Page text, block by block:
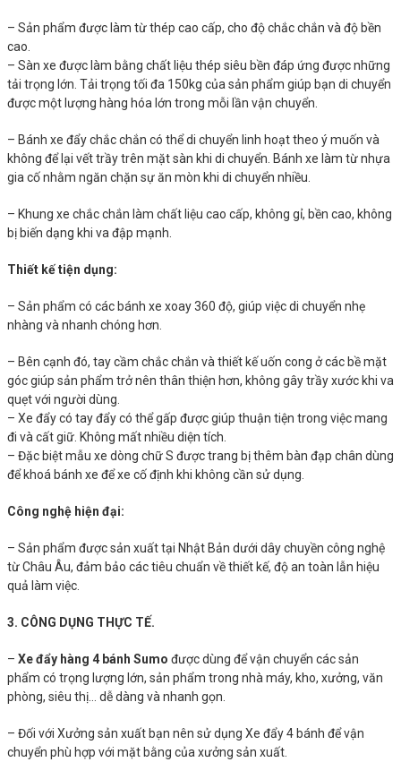
– Sản phẩm được làm từ thép cao cấp, cho độ chắc chắn và độ bền
cao.
– Sàn xe được làm bằng chất liệu thép siêu bền đáp ứng được những
tải trọng lớn. Tải trọng tối đa 150kg của sản phẩm giúp bạn di chuyển
được một lượng hàng hóa lớn trong mỗi lần vận chuyển.
– Bánh xe đẩy chắc chắn có thể di chuyển linh hoạt theo ý muốn và
không để lại vết trầy trên mặt sàn khi di chuyển. Bánh xe làm từ nhựa
gia cố nhằm ngăn chặn sự ăn mòn khi di chuyển nhiều.
– Khung xe chắc chắn làm chất liệu cao cấp, không gỉ, bền cao, không
bị biến dạng khi va đập mạnh.
Thiết kế tiện dụng:
– Sản phẩm có các bánh xe xoay 360 độ, giúp việc di chuyển nhẹ
nhàng và nhanh chóng hơn.
– Bên cạnh đó, tay cầm chắc chắn và thiết kế uốn cong ở các bề mặt
góc giúp sản phẩm trở nên thân thiện hơn, không gây trầy xước khi va
quẹt với người dùng.
– Xe đẩy có tay đẩy có thể gấp được giúp thuận tiện trong việc mang
đi và cất giữ. Không mất nhiều diện tích.
– Đặc biệt mẫu xe dòng chữ S được trang bị thêm bàn đạp chân dùng
để khoá bánh xe để xe cố định khi không cần sử dụng.
Công nghệ hiện đại:
– Sản phẩm được sản xuất tại Nhật Bản dưới dây chuyền công nghệ
từ Châu Âu, đảm bảo các tiêu chuẩn về thiết kế, độ an toàn lẫn hiệu
quả làm việc.
3. CÔNG DỤNG THỰC TẾ.
– Xe đẩy hàng 4 bánh Sumo được dùng để vận chuyển các sản
phẩm có trọng lượng lớn, sản phẩm trong nhà máy, kho, xưởng, văn
phòng, siêu thị… dễ dàng và nhanh gọn.
– Đối với Xưởng sản xuất bạn nên sử dụng Xe đẩy 4 bánh để vận
chuyển phù hợp với mặt bằng của xưởng sản xuất.